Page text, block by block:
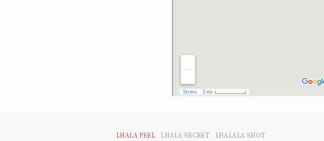
LHALA PEEL LHALA SECRET LHALALA SHOT